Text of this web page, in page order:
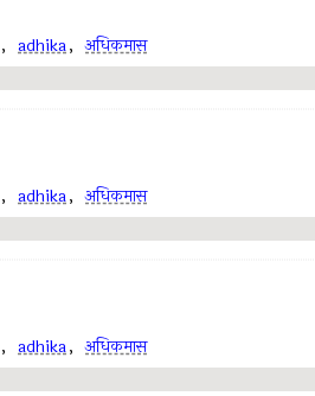
, adhika, अधिकमास
, adhika, अधिकमास
, adhika, अधिकमास